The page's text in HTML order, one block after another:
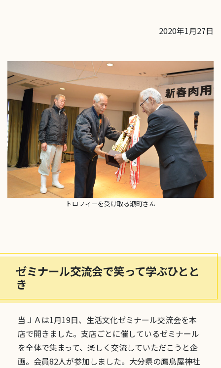
2020年1月27日
トロフィーを受け取る瀬町さん
ゼミナール交流会で笑って学ぶひとと
き
当ＪＡは1月19日、生活文化ゼミナール交流会を本
店で開きました。支店ごとに催しているゼミナール
を全体で集まって、楽しく交流していただこうと企
画。会員82人が参加しました。大分県の鷹鳥屋神社